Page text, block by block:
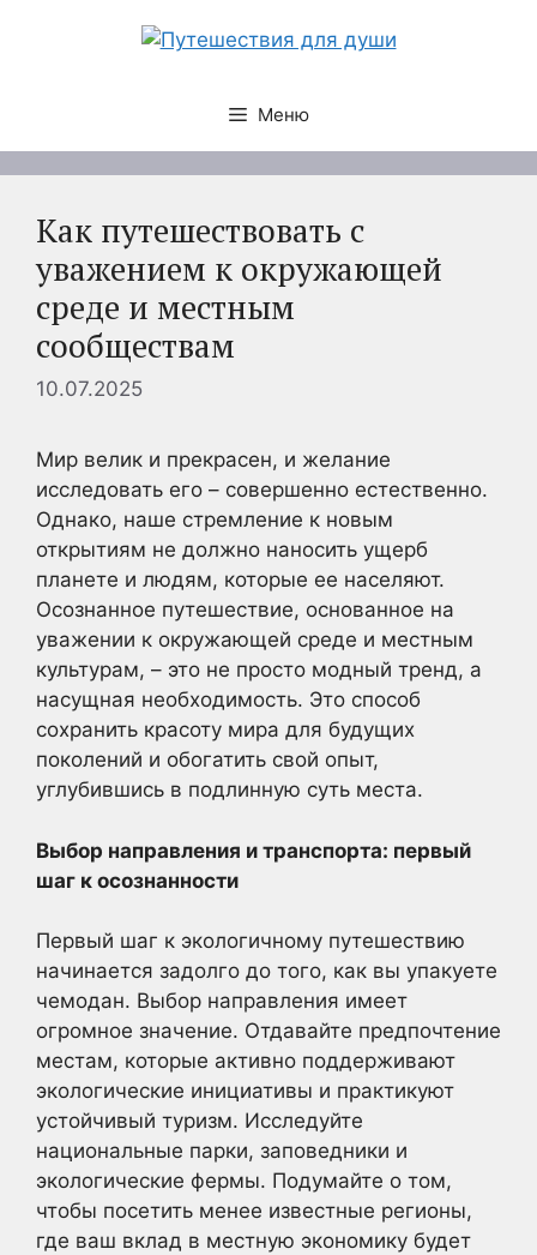
Меню
Как путешествовать с
уважением к окружающей
среде и местным
сообществам
10.07.2025
Мир велик и прекрасен, и желание
исследовать его – совершенно естественно.
Однако, наше стремление к новым
открытиям не должно наносить ущерб
планете и людям, которые ее населяют.
Осознанное путешествие, основанное на
уважении к окружающей среде и местным
культурам, – это не просто модный тренд, а
насущная необходимость. Это способ
сохранить красоту мира для будущих
поколений и обогатить свой опыт,
углубившись в подлинную суть места.
Выбор направления и транспорта: первый
шаг к осознанности
Первый шаг к экологичному путешествию
начинается задолго до того, как вы упакуете
чемодан. Выбор направления имеет
огромное значение. Отдавайте предпочтение
местам, которые активно поддерживают
экологические инициативы и практикуют
устойчивый туризм. Исследуйте
национальные парки, заповедники и
экологические фермы. Подумайте о том,
чтобы посетить менее известные регионы,
где ваш вклад в местную экономику будет